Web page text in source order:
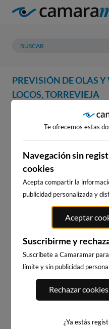
PREVISIÓN DE OLAS
LOCOS, TORREVIEJA
PREVISIÓN
WEBCAM
LOCOS,
Te ofrecemos estas
Navegación sin
cookies
Acepta compartir la
publicidad personalizada y
Aceptar
Suscribirme y
Suscríbete a Camaramar
límite y sin publicidad
Rechazar
¿Ya estás